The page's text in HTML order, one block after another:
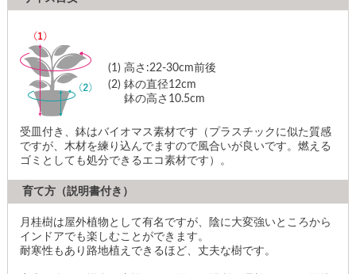
(1) 高さ:22-30cm前後
(2) 鉢の直径12cm
鉢の高さ10.5cm
受皿付き、鉢はバイオマス素材です（プラスチックに似た質感
ですが、木材を練り込んでますので風合いが良いです。燃える
ゴミとしても処分できるエコ素材です）。
育て方（説明書付き）
月桂樹は屋外植物として有名ですが、陰に大変強いところから
インドアでも楽しむことができます。
耐寒性もあり路地植えできるほど、丈夫な樹です。